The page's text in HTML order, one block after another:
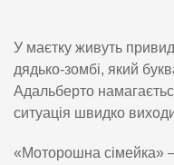
У маєтку живуть
дядько-зомбі, який
Адальберто
ситуація швидко
«Моторошна сімейка»